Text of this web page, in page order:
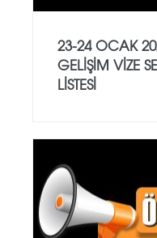
23-24 OCAK
GELİŞİM VİZE
LİSTESİ